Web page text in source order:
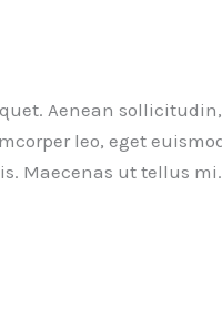
Aenean
leo, eget
Maecenas ut tellus